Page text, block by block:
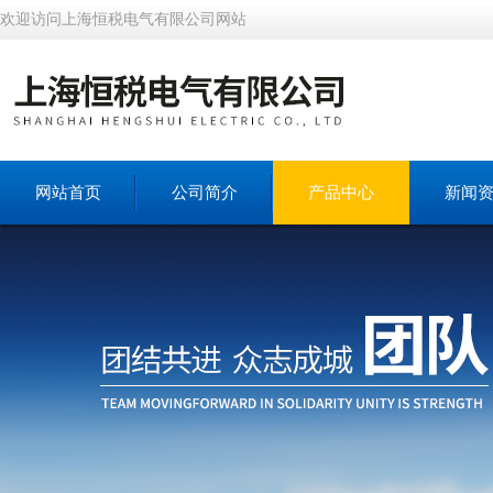
欢迎访问上海恒税电气有限公司网站
网站首页 公司简介 产品中心 新闻